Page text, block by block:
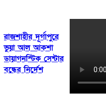
রাজশাহীর দূর্গাপুরে
ভুয়া আল আকশা
ডায়াগনস্টিক সেন্টার
বন্ধের নির্দেশ